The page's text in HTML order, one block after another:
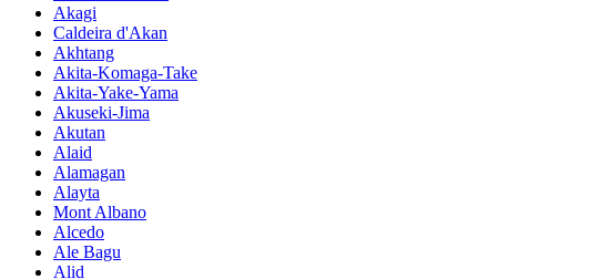
Akagi
Caldeira d'Akan
Akhtang
Akita-Komaga-Take
Akita-Yake-Yama
Akuseki-Jima
Akutan
Alaid
Alamagan
Alayta
Mont Albano
Alcedo
Ale Bagu
Alid